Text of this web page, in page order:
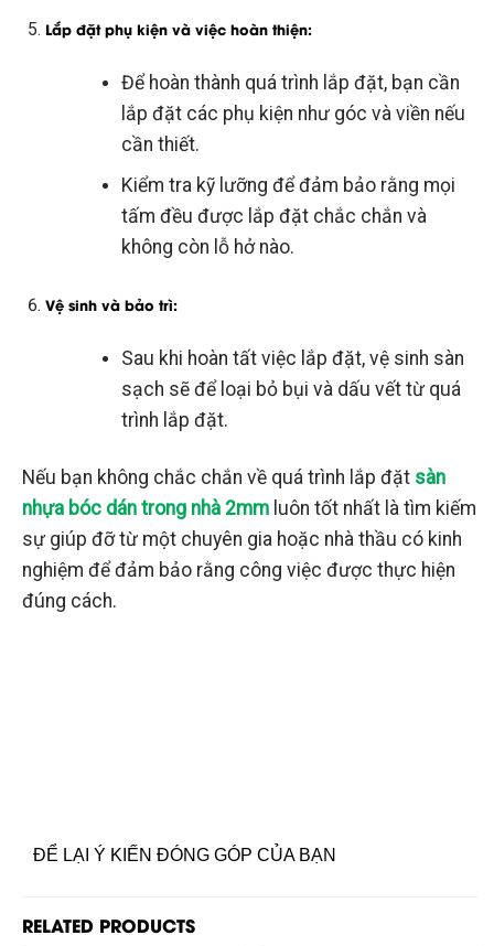
Lắp đặt phụ kiện và việc hoàn thiện:
Để hoàn thành quá trình lắp đặt, bạn cần
lắp đặt các phụ kiện như góc và viền nếu
cần thiết.
Kiểm tra kỹ lưỡng để đảm bảo rằng mọi
tấm đều được lắp đặt chắc chắn và
không còn lỗ hở nào.
Vệ sinh và bảo trì:
Sau khi hoàn tất việc lắp đặt, vệ sinh sàn
sạch sẽ để loại bỏ bụi và dấu vết từ quá
trình lắp đặt.
Nếu bạn không chắc chắn về quá trình lắp đặt sàn
nhựa bóc dán trong nhà 2mm luôn tốt nhất là tìm kiếm
sự giúp đỡ từ một chuyên gia hoặc nhà thầu có kinh
nghiệm để đảm bảo rằng công việc được thực hiện
đúng cách.
ĐỂ LẠI Ý KIẾN ĐÓNG GÓP CỦA BẠN
RELATED PRODUCTS